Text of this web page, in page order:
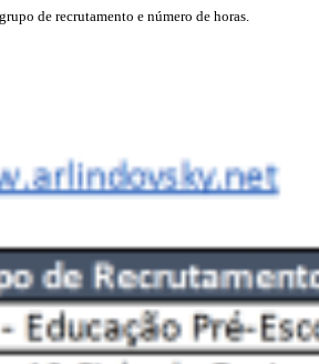
de recrutamento e número de horas.